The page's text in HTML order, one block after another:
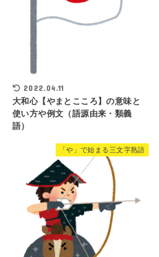
2022.04.11
大和心【やまとこころ】の意味と
使い方や例文（語源由来・類義
語）
「や」で始まる三文字熟語